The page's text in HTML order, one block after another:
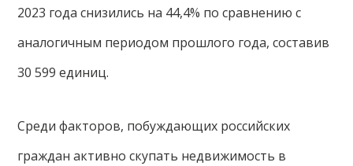
2023 года снизились на 44,4% по сравнению с
аналогичным периодом прошлого года, составив
30 599 единиц.
Среди факторов, побуждающих российских
граждан активно скупать недвижимость в